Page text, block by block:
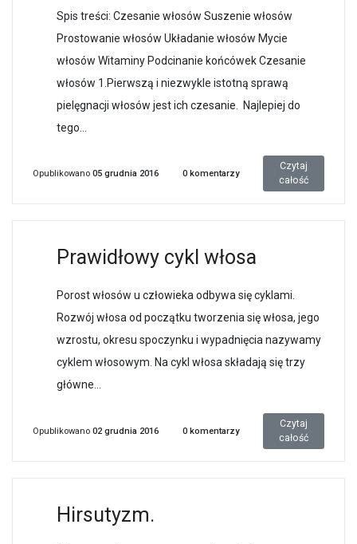
Spis treści: Czesanie włosów Suszenie włosów
Prostowanie włosów Układanie włosów Mycie
włosów Witaminy Podcinanie końcówek Czesanie
włosów 1.Pierwszą i niezwykle istotną sprawą
pielęgnacji włosów jest ich czesanie. Najlepiej do
tego...
Opublikowano 05 grudnia 2016 0 komentarzy
Czytaj
całość
Prawidłowy cykl włosa
Porost włosów u człowieka odbywa się cyklami.
Rozwój włosa od początku tworzenia się włosa, jego
wzrostu, okresu spoczynku i wypadnięcia nazywamy
cyklem włosowym. Na cykl włosa składają się trzy
główne...
Opublikowano 02 grudnia 2016 0 komentarzy
Czytaj
całość
Hirsutyzm.